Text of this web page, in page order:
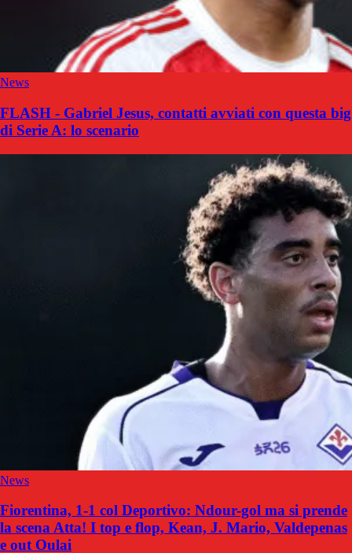
News
FLASH - Gabriel Jesus, contatti avviati con questa big
di Serie A: lo scenario
News
Fiorentina, 1-1 col Deportivo: Ndour-gol ma si prende
la scena Atta! I top e flop, Kean, J. Mario, Valdepenas
e out Oulai